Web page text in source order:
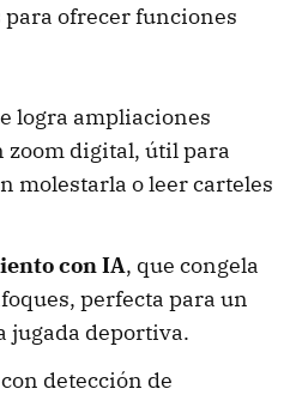
ofrecer funciones
logra ampliaciones
digital, útil para
molestarla o leer carteles
con IA, que congela
perfecta para un
jugada deportiva.
detección de